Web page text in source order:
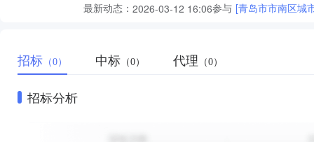
最新动态： 2026-03-12 16:06参与 [青岛市市南区城
招标 （0） 中标 （0） 代理 （0）
招标分析